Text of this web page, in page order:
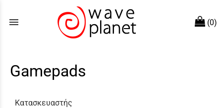
menu (0)
Gamepads
Κατασκευαστής